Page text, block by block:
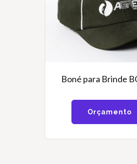
Boné para Brinde
Orçamento